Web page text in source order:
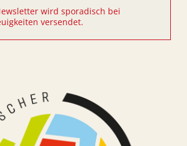
wird sporadisch bei
versendet.